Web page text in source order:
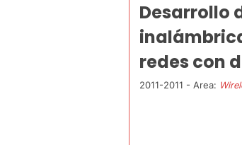
Desarrollo
redes con
2011-2011 - Area: